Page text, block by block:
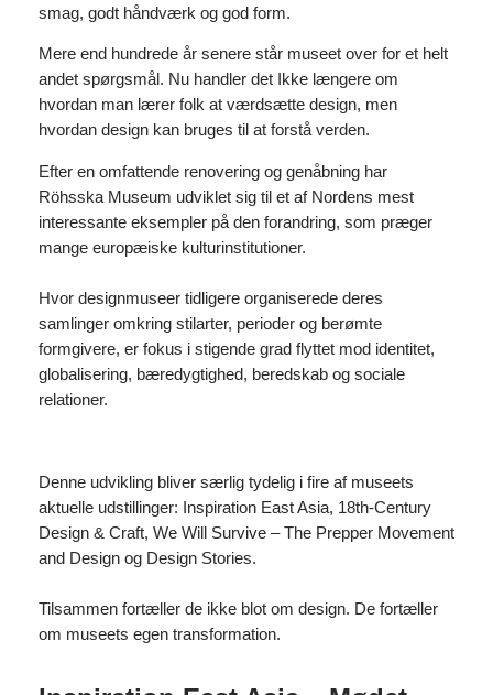
smag, godt håndværk og god form.
Mere end hundrede år senere står museet over for et helt
andet spørgsmål. Nu handler det Ikke længere om
hvordan man lærer folk at værdsætte design, men
hvordan design kan bruges til at forstå verden.
Efter en omfattende renovering og genåbning har
Röhsska Museum udviklet sig til et af Nordens mest
interessante eksempler på den forandring, som præger
mange europæiske kulturinstitutioner.
Hvor designmuseer tidligere organiserede deres
samlinger omkring stilarter, perioder og berømte
formgivere, er fokus i stigende grad flyttet mod identitet,
globalisering, bæredygtighed, beredskab og sociale
relationer.
Denne udvikling bliver særlig tydelig i fire af museets
aktuelle udstillinger: Inspiration East Asia, 18th-Century
Design & Craft, We Will Survive – The Prepper Movement
and Design og Design Stories.
Tilsammen fortæller de ikke blot om design. De fortæller
om museets egen transformation.